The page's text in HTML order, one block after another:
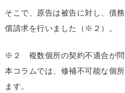
そこで、原告は被告に対し、債
償請求を行いました（※２）。
※２ 複数個所の契約不適合が問
本コラムでは、修補不可能な個
ます。